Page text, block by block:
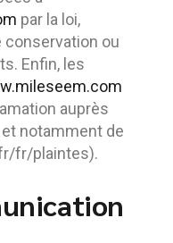
par la loi,
conservation ou
Enfin, les
auprès
notamment de
fr/plaintes).